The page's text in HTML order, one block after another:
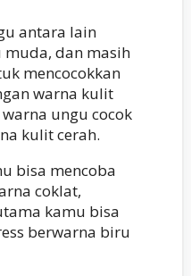
antara lain
muda, dan masih
mencocokkan
warna kulit
ungu cocok
kulit cerah.
bisa mencoba
coklat,
kamu bisa
berwarna biru